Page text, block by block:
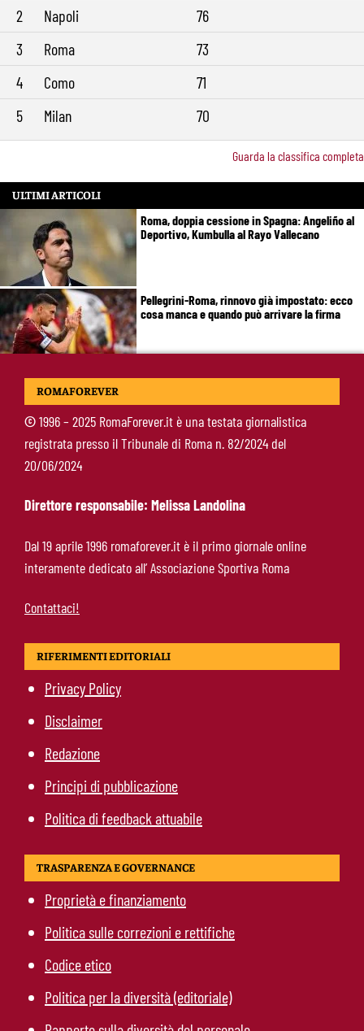
2
Napoli
76
3
Roma
73
4
Como
71
5
Milan 70
Guarda la classifica completa
ULTIMI ARTICOLI
Roma, doppia cessione in Spagna: Angeliño al
Deportivo, Kumbulla al Rayo Vallecano
Pellegrini-Roma, rinnovo già impostato: ecco
cosa manca e quando può arrivare la firma
Mercato Roma, manca un solo colpo: Gasperini
Roma-Molina, il colpo di D’Amico è geniale:
qualità ed esperienza a un prezzo da
occasione
ROMAFOREVER
©1996 – 2025 RomaForever.it è una testata giornalistica
registrata presso il Tribunale di Roma n. 82/2024 del
20/06/2024
Direttore responsabile: Melissa Landolina
Dal 19 aprile 1996 romaforever.it è il primo giornale online
interamente dedicato all’ Associazione Sportiva Roma
Contattaci!
RIFERIMENTI EDITORIALI
Privacy Policy
Disclaimer
Redazione
Principi di pubblicazione
Politica di feedback attuabile
TRASPARENZA E GOVERNANCE
Proprietà e finanziamento
Politica sulle correzioni e rettifiche
Codice etico
Politica per la diversità (editoriale)